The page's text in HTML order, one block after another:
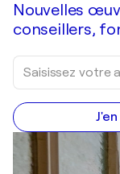
Nouvelles
conseillers,